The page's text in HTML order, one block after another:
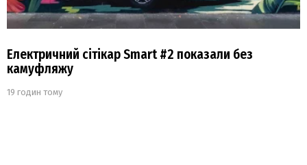
Електричний сітікар Smart #2 показали без
камуфляжу
19 годин тому